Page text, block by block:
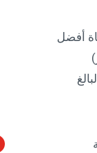
أفضل
910,000 طن من مكافئ ثاني أكسيد الكربون (tCO₂eq)، مما يقرب الشركة من هدفها لعام 2030 البالغ